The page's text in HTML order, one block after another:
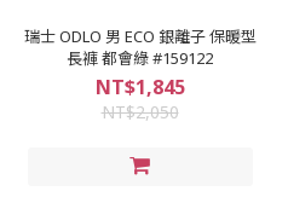
瑞士 ODLO 男 ECO 銀離子 保暖型
長褲 都會綠 #159122
NT$1,845
NT$2,050